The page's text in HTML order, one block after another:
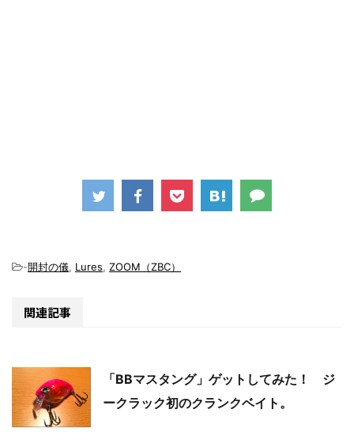
-開封の儀, Lures, ZOOM（ZBC）
関連記事
「BBマスタング」ゲットしてみた！ ジ
ークラック初のクランクベイト。